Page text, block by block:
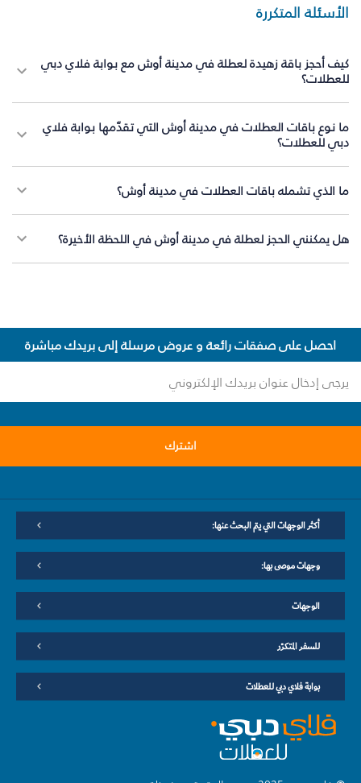
الأسئلة المتكررة
كيف أحجز باقة زهيدة لعطلة في مدينة أوش مع بوابة فلاي دبي
للعطلات؟
ما نوع باقات العطلات في مدينة أوش التي تقدّمها بوابة فلاي
دبي للعطلات؟
ما الذي تشمله باقات العطلات في مدينة أوش؟
هل يمكنني الحجز لعطلة في مدينة أوش في اللحظة الأخيرة؟
احصل على صفقات رائعة و عروض مرسلة إلى بريدك مباشرة
اشترك
أكثر الوجهات التي يتم البحث عنها:
وجهات موصى بها:
الوجهات
للسفر المتكرّر
بوابة فلاي دبي للعطلات